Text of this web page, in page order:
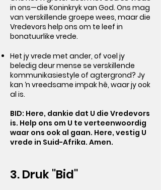
in ons—die Koninkryk van God. Ons mag
van verskillende groepe wees, maar die
Vredevors help ons om te leef in
bonatuurlike vrede.
Het jy vrede met ander, of voel jy
beledig deur mense se verskillende
kommunikasiestyle of agtergrond? Jy
kan ‘n vreedsame impak hê, waar jy ook
al is.
BID: Here, dankie dat U die Vredevors
is. Help ons om U te verteenwoordig
waar ons ook al gaan. Here, vestig U
vrede in Suid-Afrika. Amen.
3. Druk "Bid"